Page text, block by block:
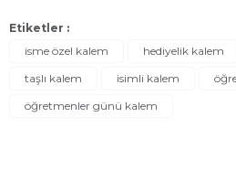
Etiketler :
isme özel kalem
hediyelik kalem
taşlı kalem
isimli kalem
öğretmenler günü kalem